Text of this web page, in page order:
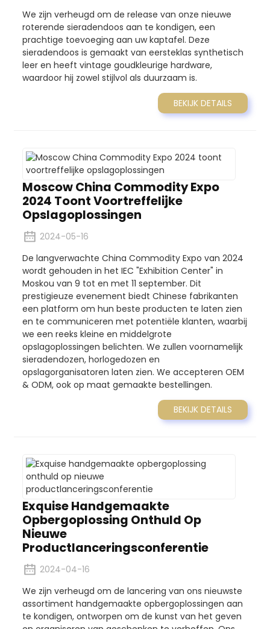
We zijn verheugd om de release van onze nieuwe
roterende sieradendoos aan te kondigen, een
prachtige toevoeging aan uw kaptafel. Deze
sieradendoos is gemaakt van eersteklas synthetisch
leer en heeft vintage goudkleurige hardware,
waardoor hij zowel stijlvol als duurzaam is.
BEKIJK DETAILS
Moscow China Commodity Expo
2024 Toont Voortreffelijke
Opslagoplossingen
2024-05-16
De langverwachte China Commodity Expo van 2024
wordt gehouden in het IEC "Exhibition Center" in
Moskou van 9 tot en met 11 september. Dit
prestigieuze evenement biedt Chinese fabrikanten
een platform om hun beste producten te laten zien
en te communiceren met potentiële klanten, waarbij
we een reeks kleine en middelgrote
opslagoplossingen belichten. We zullen voornamelijk
sieradendozen, horlogedozen en
opslagorganisatoren laten zien. We accepteren OEM
& ODM, ook op maat gemaakte bestellingen.
BEKIJK DETAILS
Exquise Handgemaakte
Opbergoplossing Onthuld Op
Nieuwe
Productlanceringsconferentie
2024-04-16
We zijn verheugd om de lancering van ons nieuwste
assortiment handgemaakte opbergoplossingen aan
te kondigen, ontworpen om de kunst van het geven